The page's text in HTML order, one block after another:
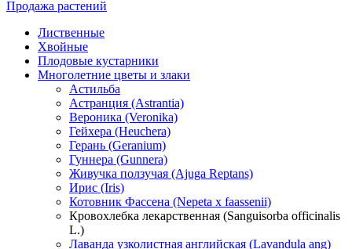
Продажа растений
Лиственные
Хвойные
Плодовые кустарники
Многолетние цветы и злаки
Астильба
Астранция (Astrantia)
Вероника (Veronika)
Гейхера (Heuchera)
Герань (Geranium)
Гуннера (Gunnera)
Живучка ползучая (Ajuga Reptans)
Ирис (Iris)
Котовник Фассена (Nepeta x faassenii)
Кровохлебка лекарственная (Sanguisorba officinalis
L.)
Лаванда узколистная английская (Lavandula ang)